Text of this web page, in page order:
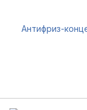
Антифриз-